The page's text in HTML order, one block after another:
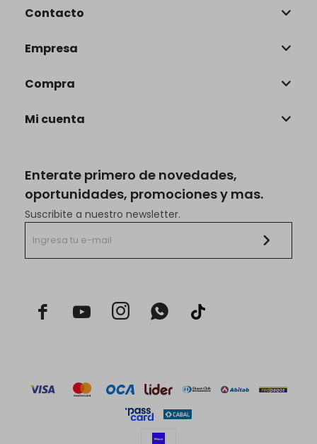
Enterate primero de novedades,
oportunidades, promociones y mas.
Suscribite a nuestro newsletter.
  
Contacto
Empresa
Compra
Mi cuenta